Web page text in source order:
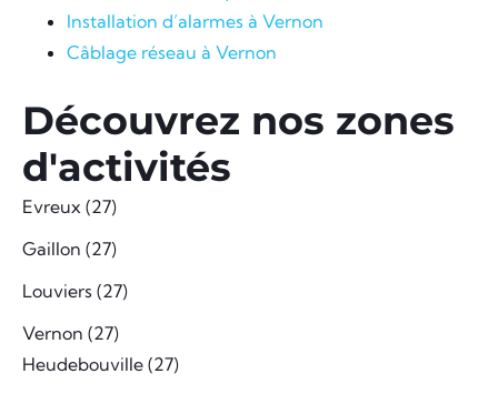
Installation d’alarmes à Vernon
Câblage réseau à Vernon
Découvrez nos zones
d'activités
Evreux (27)
Gaillon (27)
Louviers (27)
Vernon (27)
Heudebouville (27)